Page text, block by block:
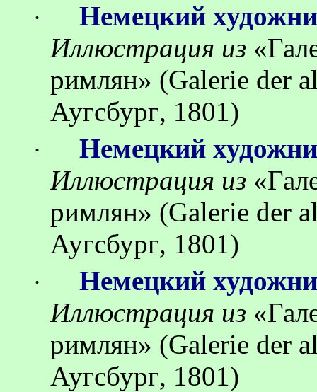
·
Немецкий
Иллюстрация из «
римлян» (Galerie der
Аугсбург, 1801)
·
Немецкий
Иллюстрация из «
римлян» (Galerie der
Аугсбург, 1801)
·
Немецкий
Иллюстрация из «
римлян» (Galerie der
Аугсбург, 1801)